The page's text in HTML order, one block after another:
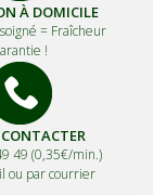
À DOMICILE
= Fraîcheur
!
49 (0,35€/min.)
ou par courrier